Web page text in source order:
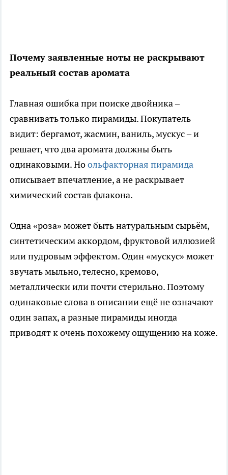
Почему заявленные ноты не раскрывают
реальный состав аромата
Главная ошибка при поиске двойника –
сравнивать только пирамиды. Покупатель
видит: бергамот, жасмин, ваниль, мускус – и
решает, что два аромата должны быть
одинаковыми. Ноольфакторная пирамида
описывает впечатление, а не раскрывает
химический состав флакона.
Одна «роза» может быть натуральным сырьём,
синтетическим аккордом, фруктовой иллюзией
или пудровым эффектом. Один «мускус» может
звучать мыльно, телесно, кремово,
металлически или почти стерильно. Поэтому
одинаковые слова в описании ещё не означают
один запах, а разные пирамиды иногда
приводят к очень похожему ощущению на коже.